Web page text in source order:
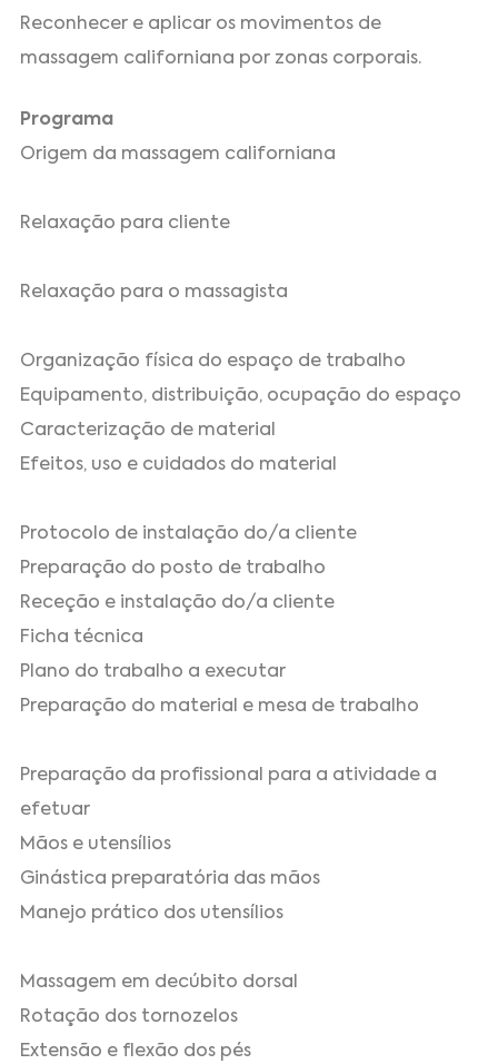
Reconhecer e aplicar os movimentos de
massagem californiana por zonas corporais.
Programa
Origem da massagem californiana
Relaxação para cliente
Relaxação para o massagista
Organização física do espaço de trabalho
Equipamento, distribuição, ocupação do espaço
Caracterização de material
Efeitos, uso e cuidados do material
Protocolo de instalação do/a cliente
Preparação do posto de trabalho
Receção e instalação do/a cliente
Ficha técnica
Plano do trabalho a executar
Preparação do material e mesa de trabalho
Preparação da profissional para a atividade a
efetuar
Mãos e utensílios
Ginástica preparatória das mãos
Manejo prático dos utensílios
Massagem em decúbito dorsal
Rotação dos tornozelos
Extensão e flexão dos pés